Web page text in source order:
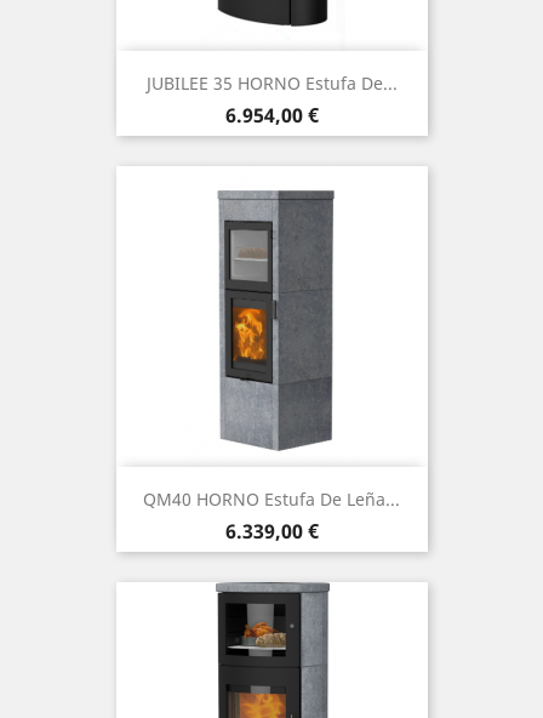
JUBILEE 35 HORNO Estufa De...
Precio
6.954,00 €
QM40 HORNO Estufa De Leña...
Precio
6.339,00 €